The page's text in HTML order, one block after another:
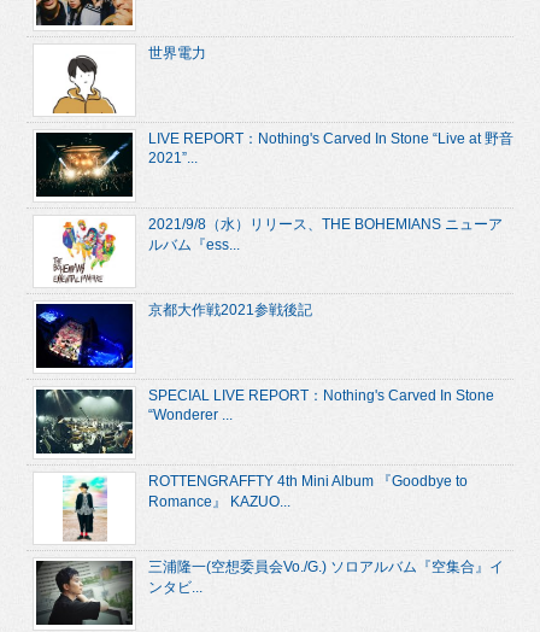
世界電力
LIVE REPORT：Nothing's Carved In Stone “Live at 野音
2021”...
2021/9/8（水）リリース、THE BOHEMIANS ニューア
ルバム『ess...
京都大作戦2021参戦後記
SPECIAL LIVE REPORT：Nothing's Carved In Stone
“Wonderer ...
ROTTENGRAFFTY 4th Mini Album 『Goodbye to
Romance』 KAZUO...
三浦隆一(空想委員会Vo./G.) ソロアルバム『空集合』イ
ンタビ...